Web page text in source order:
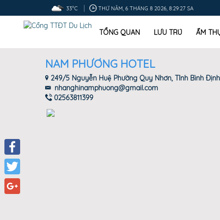
33°C THỨ NĂM, 6 THÁNG 8 2026, 8:29:28 SA
TỔNG QUAN LƯU TRÚ ẨM
Facebook
Twitter
NAM PHƯƠNG HOTEL
249/5 Nguyễn Huệ Phường Quy Nhơn, Tỉnh Bình Định
nhanghinamphuong@gmail.com
02563811399